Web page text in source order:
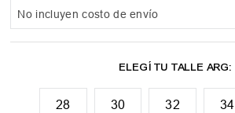
No incluyen costo de envío
28 30 32 34